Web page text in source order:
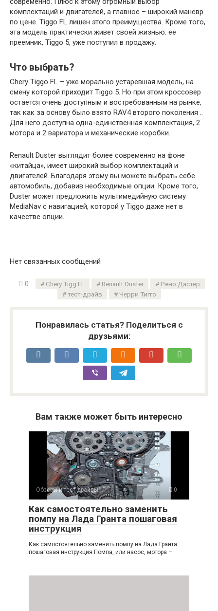
комплектаций и двигателей, а главное – широкий маневр
по цене. Tiggo FL лишен этого преимущества. Кроме того,
эта модель практически живет своей жизнью: ее
преемник, Tiggo 5, уже поступил в продажу.
Что выбрать?
Chery Tiggo FL – уже морально устаревшая модель, на
смену которой приходит Tiggo 5. Но при этом кроссовер
остается очень доступным и востребованным на рынке,
так как за основу было взято RAV4 второго поколения ..
Для него доступна одна-единственная комплектация, 2
мотора и 2 вариатора и механические коробки.
Renault Duster выглядит более современно на фоне
«китайца», имеет широкий выбор комплектаций и
двигателей. Благодаря этому вы можете выбрать себе
автомобиль, добавив необходимые опции. Кроме того,
Duster может предложить мультимедийную систему
MediaNav с навигацией, которой у Tiggo даже нет в
качестве опции.
Нет связанных сообщений
0 Chery Tigg FL Renault Duster
Рено Дастер
тест-драйв
Черри Тигго
Понравилась статья? Поделиться с
друзьями:
Вам также может быть интересно
Обзоры и тест-драйвы 0
Как самостоятельно заменить
помпу на Лада Гранта пошаговая
инструкция
Как самостоятельно заменить помпу на Лада Гранта:
пошаговая инструкция Помпа, или насос, мотора –